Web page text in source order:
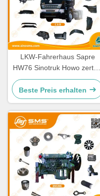
LKW-Fahrerhaus Sapre
HW76 Sinotruk Howo zerteilt
Ersatzteile Cabine
Beste Preis erhalten